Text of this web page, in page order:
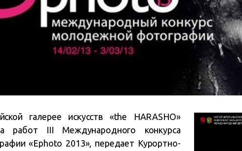
галерее искусств «the HARASHO»
работ III Международного конкурса
«Ephoto 2013», передает Курортно-